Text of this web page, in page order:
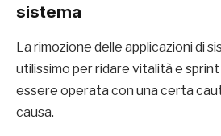
sistema
La rimozione delle applicazioni di
utilissimo per ridare vitalità e
essere operata con una certa
causa.